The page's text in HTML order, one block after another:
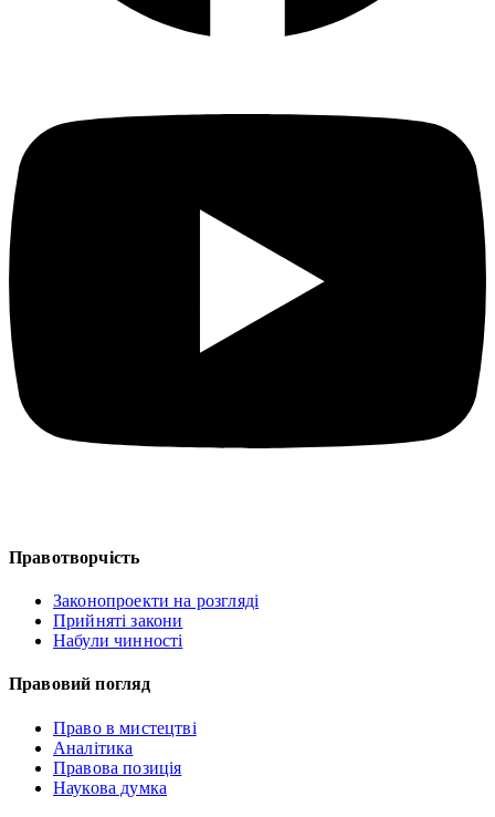
Правотворчість
Законопроекти на розгляді
Прийняті закони
Набули чинності
Правовий погляд
Право в мистецтві
Аналітика
Правова позиція
Наукова думка